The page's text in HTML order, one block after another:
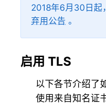
2018年6月30日起
弃用公告 。
启用 TLS
以下各节介绍了
使用来自知名证